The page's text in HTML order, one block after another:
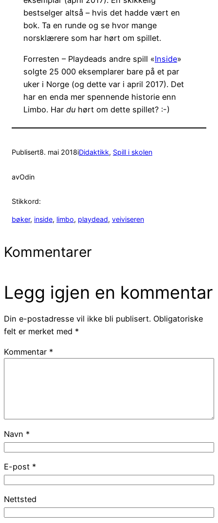
bestselger altså – hvis det hadde vært en
bok. Ta en runde og se hvor mange
norsklærere som har hørt om spillet.
Forresten – Playdeads andre spill «Inside»
solgte 25 000 eksemplarer bare på et par
uker i Norge (og dette var i april 2017). Det
har en enda mer spennende historie enn
Limbo. Har du hørt om dette spillet? :-)
Publisert8. mai 2018iDidaktikk, Spill i skolen
avOdin
Stikkord:
bøker, inside, limbo, playdead, veiviseren
Kommentarer
Legg igjen en kommentar
Din e-postadresse vil ikke bli publisert. Obligatoriske
felt er merket med *
Kommentar *
Navn *
E-post *
Nettsted